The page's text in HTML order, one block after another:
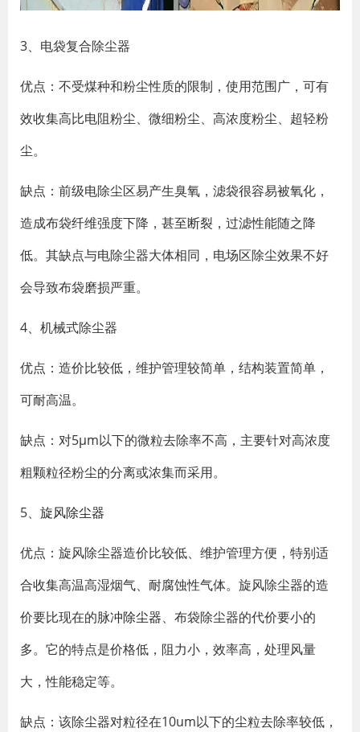
3、电袋复合除尘器
优点：不受煤种和粉尘性质的限制，使用范围广，可有
效收集高比电阻粉尘、微细粉尘、高浓度粉尘、超轻粉
尘。
缺点：前级电除尘区易产生臭氧，滤袋很容易被氧化，
造成布袋纤维强度下降，甚至断裂，过滤性能随之降
低。其缺点与电除尘器大体相同，电场区除尘效果不好
会导致布袋磨损严重。
4、机械式除尘器
优点：造价比较低，维护管理较简单，结构装置简单，
可耐高温。
缺点：对5μm以下的微粒去除率不高，主要针对高浓度
粗颗粒径粉尘的分离或浓集而采用。
5、 旋风除尘器
优点：旋风除尘器造价比较低、维护管理方便，特别适
合收集高温高湿烟气、耐腐蚀性气体。旋风除尘器的造
价要比现在的脉冲除尘器、布袋除尘器的代价要小的
多。它的特点是价格低，阻力小，效率高，处理风量
大，性能稳定等。
缺点：该除尘器对粒径在10um以下的尘粒去除率较低，